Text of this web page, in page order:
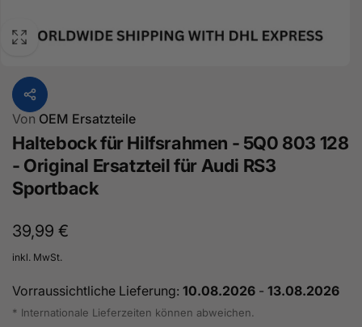
Von OEM Ersatzteile
Haltebock für Hilfsrahmen - 5Q0 803 128
- Original Ersatzteil für Audi RS3
Sportback
Normaler
Preis
39,99 €
inkl. MwSt.
Vorraussichtliche Lieferung: 10.08.2026 - 13.08.2026
* Internationale Lieferzeiten können abweichen.